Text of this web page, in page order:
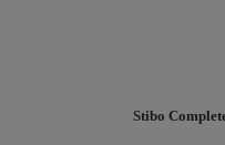
Stibo